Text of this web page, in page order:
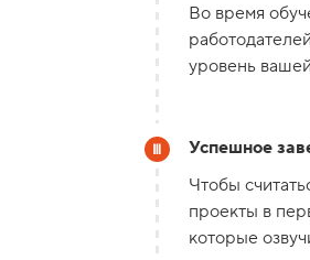
Во время
уровень
Успешное
Чтобы
проекты в
которые